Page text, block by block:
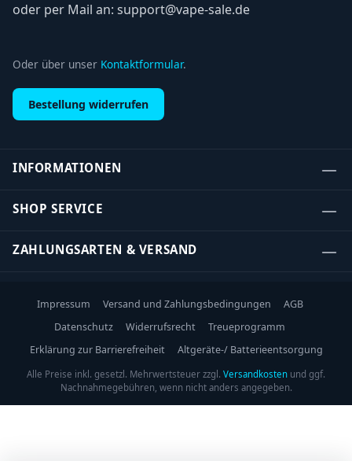
oder per Mail an: support@vape-sale.de
Oder über unser Kontaktformular.
Bestellung widerrufen
INFORMATIONEN
SHOP SERVICE
ZAHLUNGSARTEN & VERSAND
Impressum Versand und Zahlungsbedingungen
AGB
Datenschutz
Widerrufsrecht
Treueprogramm
Erklärung zur Barrierefreiheit
Altgeräte-/ Batterieentsorgung
Alle Preise inkl. gesetzl. Mehrwertsteuer zzgl. Versandkosten und ggf.
Nachnahmegebühren, wenn nicht anders angegeben.